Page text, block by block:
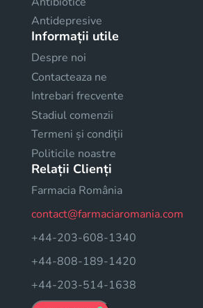
Antidepresive
Informații utile
Despre noi
Contacteaza ne
Intrebari frecvente
Stadiul comenzii
Termeni și condiții
Politicile noastre
Relații Clienți
Farmacia România
contact@farmaciaromania.com
+44-203-608-1340
+44-808-189-1420
+44-203-514-1638